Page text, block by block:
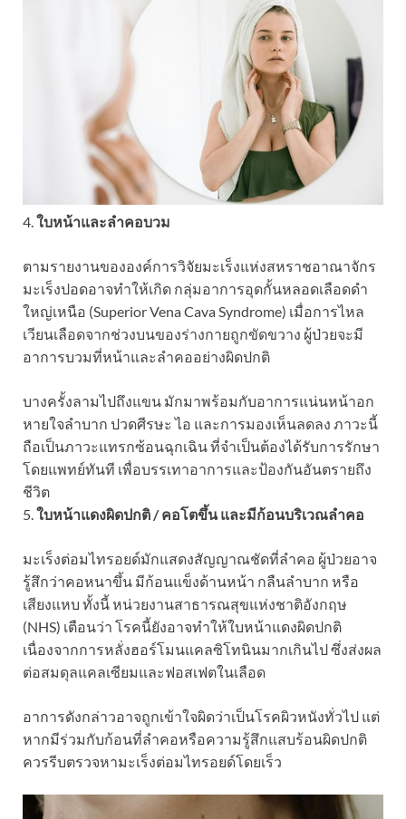
4.ใบหน้าและลำคอบวม
ตามรายงานขององค์การวิจัยมะเร็งแห่งสหราชอาณาจักร
มะเร็งปอดอาจทำให้เกิด กลุ่มอาการอุดกั้นหลอดเลือดดำ
ใหญ่เหนือ (Superior Vena Cava Syndrome) เมื่อการไหล
เวียนเลือดจากช่วงบนของร่างกายถูกขัดขวาง ผู้ป่วยจะมี
อาการบวมที่หน้าและลำคออย่างผิดปกติ
บางครั้งลามไปถึงแขน มักมาพร้อมกับอาการแน่นหน้าอก
หายใจลำบาก ปวดศีรษะ ไอ และการมองเห็นลดลง ภาวะนี้
ถือเป็นภาวะแทรกซ้อนฉุกเฉิน ที่จำเป็นต้องได้รับการรักษา
โดยแพทย์ทันที เพื่อบรรเทาอาการและป้องกันอันตรายถึง
ชีวิต
5.ใบหน้าแดงผิดปกติ / คอโตขึ้น และมีก้อนบริเวณลำคอ
มะเร็งต่อมไทรอยด์มักแสดงสัญญาณชัดที่ลำคอ ผู้ป่วยอาจ
รู้สึกว่าคอหนาขึ้น มีก้อนแข็งด้านหน้า กลืนลำบาก หรือ
เสียงแหบ ทั้งนี้ หน่วยงานสาธารณสุขแห่งชาติอังกฤษ
(NHS) เตือนว่า โรคนี้ยังอาจทำให้ใบหน้าแดงผิดปกติ
เนื่องจากการหลั่งฮอร์โมนแคลซิโทนินมากเกินไป ซึ่งส่งผล
ต่อสมดุลแคลเซียมและฟอสเฟตในเลือด
อาการดังกล่าวอาจถูกเข้าใจผิดว่าเป็นโรคผิวหนังทั่วไป แต่
หากมีร่วมกับก้อนที่ลำคอหรือความรู้สึกแสบร้อนผิดปกติ
ควรรีบตรวจหามะเร็งต่อมไทรอยด์โดยเร็ว